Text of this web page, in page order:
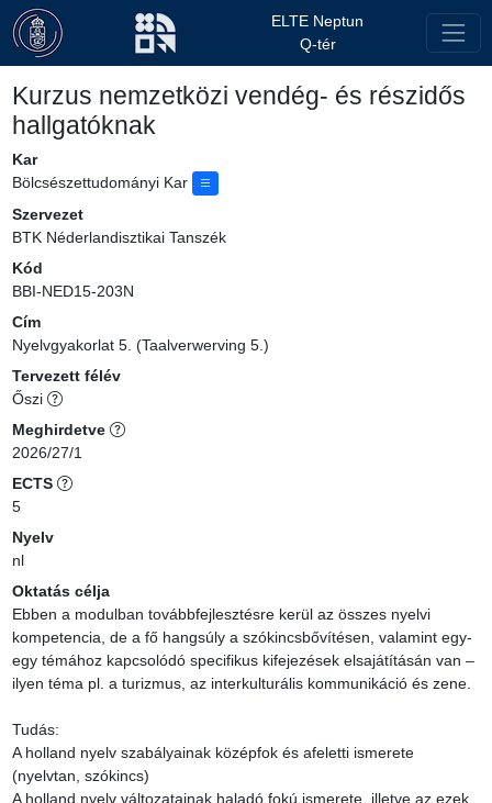
ELTE Neptun
Q-tér
Kurzus nemzetközi vendég- és részidős
hallgatóknak
Kar
Bölcsészettudományi Kar
Szervezet
BTK Néderlandisztikai Tanszék
Kód
BBI-NED15-203N
Cím
Nyelvgyakorlat 5. (Taalverwerving 5.)
Tervezett félév
Őszi
Meghirdetve
2026/27/1
ECTS
5
Nyelv
nl
Oktatás célja
Ebben a modulban továbbfejlesztésre kerül az összes nyelvi
kompetencia, de a fő hangsúly a szókincsbővítésen, valamint egy-
egy témához kapcsolódó specifikus kifejezések elsajátításán van –
ilyen téma pl. a turizmus, az interkulturális kommunikáció és zene.
Tudás:
A holland nyelv szabályainak középfok és afeletti ismerete
(nyelvtan, szókincs)
A holland nyelv változatainak haladó fokú ismerete, illetve az ezek